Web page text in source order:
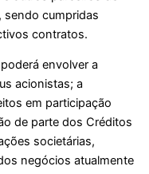
sendo cumpridas
contratos.
envolver a
acionistas; a
em participação
de parte dos Créditos
societárias,
negócios atualmente